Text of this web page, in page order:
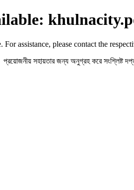
assistance, please contact the
প্রয়োজনীয় সহায়তার জন্য অনুগ্রহ করে